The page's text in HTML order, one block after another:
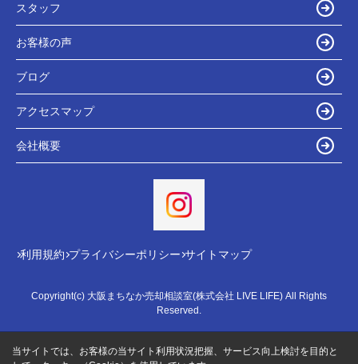
スタッフ
お客様の声
ブログ
アクセスマップ
会社概要
利用規約 プライバシーポリシー サイトマップ
Copyright(c) 大阪まちなか売却相談室(株式会社 LIVE LIFE) All Rights
Reserved.
当サイトでは、お客様の当サイト利用状況把握、サービス向上検討を目的と